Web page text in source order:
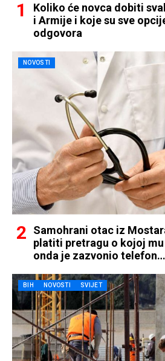
Koliko će novca dobiti
i Armije i koje su sve
odgovora
NOVOSTI
Samohrani otac iz
platiti pretragu o kojoj
onda je zazvonio telefon…
BIH NOVOSTI SVIJET